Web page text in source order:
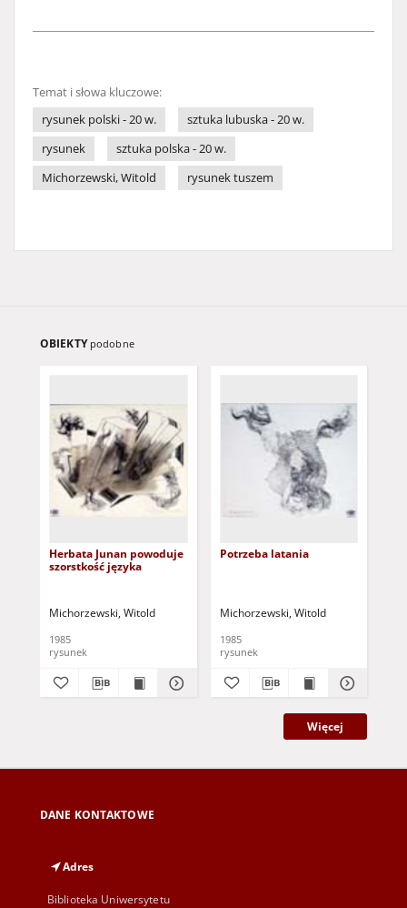
Temat i słowa kluczowe:
rysunek polski - 20 w.
sztuka lubuska - 20 w.
rysunek
sztuka polska - 20 w.
Michorzewski, Witold
rysunek tuszem
OBIEKTY podobne
Herbata Junan powoduje
szorstkość języka
Michorzewski, Witold
1985
rysunek
Potrzeba latania
Michorzewski, Witold
1985
rysunek
Więcej
DANE KONTAKTOWE
Adres
Biblioteka Uniwersytetu